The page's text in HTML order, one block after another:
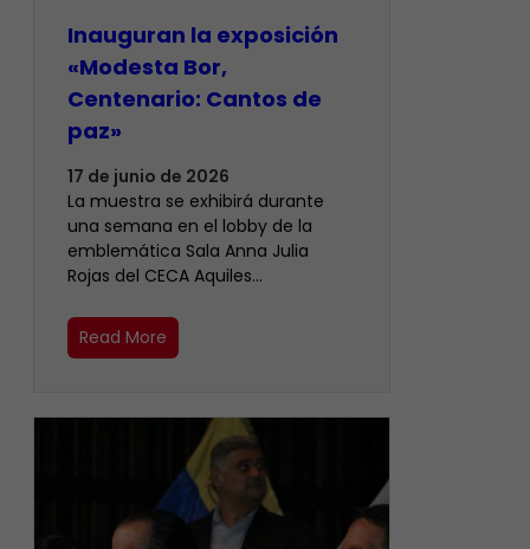
Inauguran la exposición
«Modesta Bor,
Centenario: Cantos de
paz»
17 de junio de 2026
La muestra se exhibirá durante
una semana en el lobby de la
emblemática Sala Anna Julia
Rojas del CECA Aquiles…
Read More